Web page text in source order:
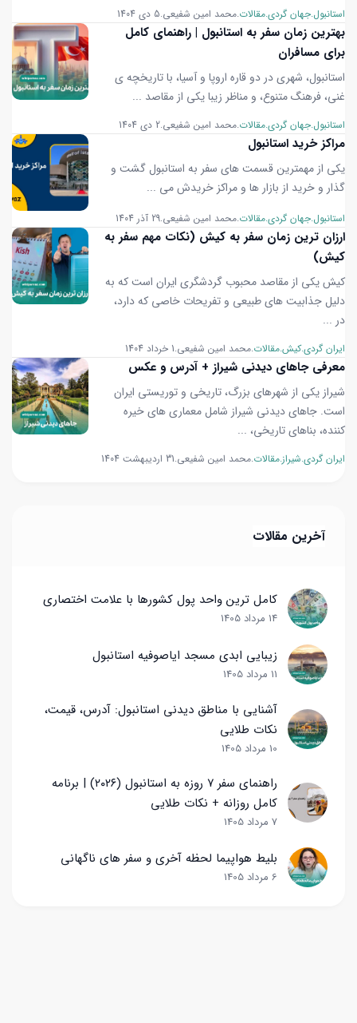
استانبول جهان گردیمقالات محمد امین شفیعی 5 دی 1404
بهترین زمان سفر به استانبول | راهنمای کامل
برای مسافران
استانبول، شهری در دو قاره اروپا و آسیا، با تاریخچه ی
غنی، فرهنگ متنوع، و مناظر زیبا یکی از مقاصد ...
استانبول جهان گردیمقالات محمد امین شفیعی 2 دی 1404
مراکز خرید استانبول
یکی از مهمترین قسمت های سفر به استانبول گشت و
گذار و خرید از بازار ها و مراکز خریدش می ...
استانبول جهان گردیمقالات محمد امین شفیعی 29 آذر 1404
ارزان ترین زمان سفر به کیش (نکات مهم سفر به
کیش)
کیش یکی از مقاصد محبوب گردشگری ایران است که به
دلیل جذابیت های طبیعی و تفریحات خاصی که دارد،
در ...
ایران گردیکیشمقالات محمد امین شفیعی 1 خرداد 1404
معرفی جاهای دیدنی شیراز + آدرس و عکس
شیراز یکی از شهرهای بزرگ، تاریخی و توریستی ایران
است. جاهای دیدنی شیراز شامل معماری های خیره
کننده، بناهای تاریخی، ...
ایران گردی شیرازمقالات محمد امین شفیعی 31 اردیبهشت 1404
آخرین مقالات
کامل ترین واحد پول کشورها با علامت اختصاری
14 مرداد 1405
زیبایی ابدی مسجد ایاصوفیه استانبول
11 مرداد 1405
آشنایی با مناطق دیدنی استانبول: آدرس، قیمت،
نکات طلایی
10 مرداد 1405
راهنمای سفر ۷ روزه به استانبول (۲۰۲۶) | برنامه
کامل روزانه + نکات طلایی
7 مرداد 1405
بلیط هواپیما لحظه آخری و سفر های ناگهانی
6 مرداد 1405